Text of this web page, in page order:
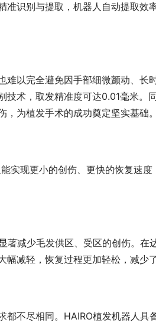
准识别与提取，机器人自动提取效
难以完全避免因手部细微颤动、长
技术，取发精准度可达0.01毫米。
为植发手术的成功奠定坚实基础。
实现更小的创伤、更快的恢复速
著减少毛发供区、受区的创伤。在
减轻，恢复过程更加轻松，减少
都不尽相同。HAIRO植发机器人具